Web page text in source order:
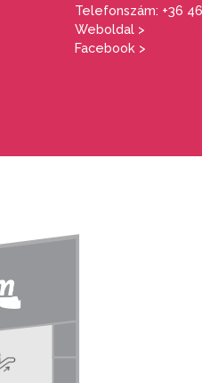
Telefonszám: +36
Weboldal >
Facebook >
PARKOLÓ